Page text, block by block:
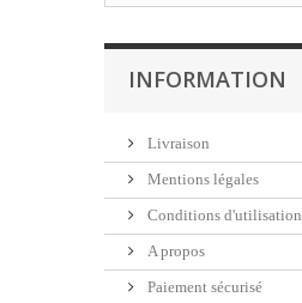
INFORMATION
Livraison
Mentions légales
Conditions d'utilisation
A propos
Paiement sécurisé